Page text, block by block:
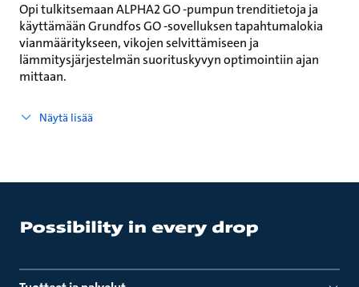
Opi tulkitsemaan ALPHA2 GO ‑pumpun trenditietoja ja
käyttämään Grundfos GO ‑sovelluksen tapahtumalokia
vianmääritykseen, vikojen selvittämiseen ja
lämmitysjärjestelmän suorituskyvyn optimointiin ajan
mittaan.
Näytä lisää